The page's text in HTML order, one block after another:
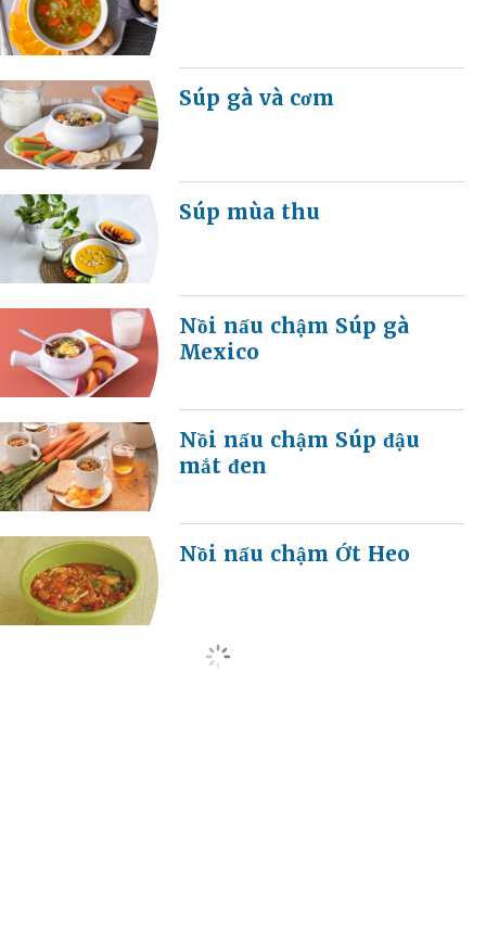
Súp gà và cơm
Súp mùa thu
Nồi nấu chậm Súp gà
Mexico
Nồi nấu chậm Súp đậu
mắt đen
Nồi nấu chậm Ớt Heo